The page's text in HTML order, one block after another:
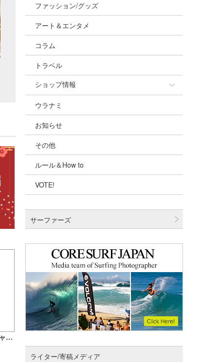
【重要】ahamo、LINEMO、povoへキャリア変更をご予定のみなさまへご案内（4/25 更新）
ファッション/グッズ
アート＆エンタメ
コラム
トラベル
ショップ情報
ショップ情報
湘南
千葉北
伊豆
千葉南
四国
沖縄
ウラナミ
お知らせ
その他
ルール＆How to
VOTE!
サーファーズ
ライター/寄稿メディア